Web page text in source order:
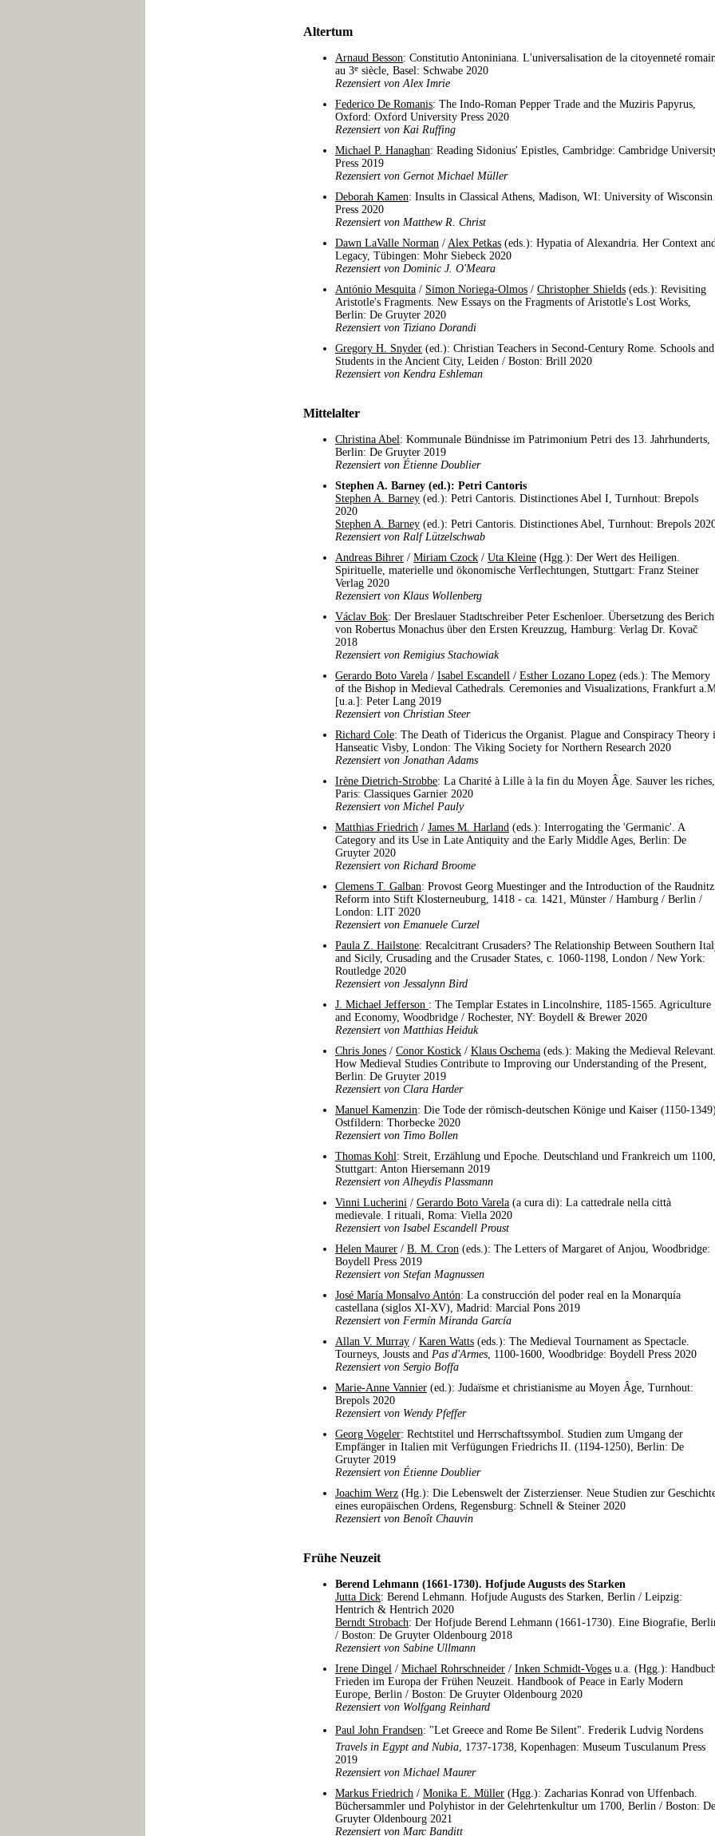
Altertum
Arnaud Besson: Constitutio Antoniniana. L'universalisation de la citoyenneté
au 3e siècle, Basel: Schwabe 2020
Rezensiert von Alex Imrie
Federico De Romanis: The Indo-Roman Pepper Trade and the Muziris Papyrus,
Oxford: Oxford University Press 2020
Rezensiert von Kai Ruffing
Michael P. Hanaghan: Reading Sidonius' Epistles, Cambridge: Cambridge
Press 2019
Rezensiert von Gernot Michael Müller
Deborah Kamen: Insults in Classical Athens, Madison, WI: University of Wisconsin
Press 2020
Rezensiert von Matthew R. Christ
Dawn LaValle Norman / Alex Petkas (eds.): Hypatia of Alexandria. Her Context
Legacy, Tübingen: Mohr Siebeck 2020
Rezensiert von Dominic J. O'Meara
António Mesquita / Simon Noriega-Olmos / Christopher Shields (eds.): Revisiting
Aristotle's Fragments. New Essays on the Fragments of Aristotle's Lost Works,
Berlin: De Gruyter 2020
Rezensiert von Tiziano Dorandi
Gregory H. Snyder (ed.): Christian Teachers in Second-Century Rome. Schools and
Students in the Ancient City, Leiden / Boston: Brill 2020
Rezensiert von Kendra Eshleman
Mittelalter
Christina Abel: Kommunale Bündnisse im Patrimonium Petri des 13. Jahrhunderts,
Berlin: De Gruyter 2019
Rezensiert von Étienne Doublier
Stephen A. Barney (ed.): Petri Cantoris
Stephen A. Barney (ed.): Petri Cantoris. Distinctiones Abel I, Turnhout: Brepols
2020
Stephen A. Barney (ed.): Petri Cantoris. Distinctiones Abel, Turnhout: Brepols
Rezensiert von Ralf Lützelschwab
Andreas Bihrer / Miriam Czock / Uta Kleine (Hgg.): Der Wert des Heiligen.
Spirituelle, materielle und ökonomische Verflechtungen, Stuttgart: Franz Steiner
Verlag 2020
Rezensiert von Klaus Wollenberg
Václav Bok: Der Breslauer Stadtschreiber Peter Eschenloer. Übersetzung des
von Robertus Monachus über den Ersten Kreuzzug, Hamburg: Verlag Dr. Kovač
2018
Rezensiert von Remigius Stachowiak
Gerardo Boto Varela / Isabel Escandell / Esther Lozano Lopez (eds.): The Memory
of the Bishop in Medieval Cathedrals. Ceremonies and Visualizations, Frankfurt
[u.a.]: Peter Lang 2019
Rezensiert von Christian Steer
Richard Cole: The Death of Tidericus the Organist. Plague and Conspiracy Theory
Hanseatic Visby, London: The Viking Society for Northern Research 2020
Rezensiert von Jonathan Adams
Irène Dietrich-Strobbe: La Charité à Lille à la fin du Moyen Âge. Sauver les riches,
Paris: Classiques Garnier 2020
Rezensiert von Michel Pauly
Matthias Friedrich / James M. Harland (eds.): Interrogating the 'Germanic'. A
Category and its Use in Late Antiquity and the Early Middle Ages, Berlin: De
Gruyter 2020
Rezensiert von Richard Broome
Clemens T. Galban: Provost Georg Muestinger and the Introduction of the Raudnitz
Reform into Stift Klosterneuburg, 1418 - ca. 1421, Münster / Hamburg / Berlin /
London: LIT 2020
Rezensiert von Emanuele Curzel
Paula Z. Hailstone: Recalcitrant Crusaders? The Relationship Between Southern
and Sicily, Crusading and the Crusader States, c. 1060-1198, London / New York:
Routledge 2020
Rezensiert von Jessalynn Bird
J. Michael Jefferson : The Templar Estates in Lincolnshire, 1185-1565. Agriculture
and Economy, Woodbridge / Rochester, NY: Boydell & Brewer 2020
Rezensiert von Matthias Heiduk
Chris Jones / Conor Kostick / Klaus Oschema (eds.): Making the Medieval
How Medieval Studies Contribute to Improving our Understanding of the Present,
Berlin: De Gruyter 2019
Rezensiert von Clara Harder
Manuel Kamenzin: Die Tode der römisch-deutschen Könige und Kaiser (1150-
Ostfildern: Thorbecke 2020
Rezensiert von Timo Bollen
Thomas Kohl: Streit, Erzählung und Epoche. Deutschland und Frankreich um 1100,
Stuttgart: Anton Hiersemann 2019
Rezensiert von Alheydis Plassmann
Vinni Lucherini / Gerardo Boto Varela (a cura di): La cattedrale nella città
medievale. I rituali, Roma: Viella 2020
Rezensiert von Isabel Escandell Proust
Helen Maurer / B. M. Cron (eds.): The Letters of Margaret of Anjou, Woodbridge:
Boydell Press 2019
Rezensiert von Stefan Magnussen
José María Monsalvo Antón: La construcción del poder real en la Monarquía
castellana (siglos XI-XV), Madrid: Marcial Pons 2019
Rezensiert von Fermín Miranda García
Allan V. Murray / Karen Watts (eds.): The Medieval Tournament as Spectacle.
Tourneys, Jousts and Pas d'Armes, 1100-1600, Woodbridge: Boydell Press 2020
Rezensiert von Sergio Boffa
Marie-Anne Vannier (ed.): Judaïsme et christianisme au Moyen Âge, Turnhout:
Brepols 2020
Rezensiert von Wendy Pfeffer
Georg Vogeler: Rechtstitel und Herrschaftssymbol. Studien zum Umgang der
Empfänger in Italien mit Verfügungen Friedrichs II. (1194-1250), Berlin: De
Gruyter 2019
Rezensiert von Étienne Doublier
Joachim Werz (Hg.): Die Lebenswelt der Zisterzienser. Neue Studien zur
eines europäischen Ordens, Regensburg: Schnell & Steiner 2020
Rezensiert von Benoît Chauvin
Frühe Neuzeit
Berend Lehmann (1661-1730). Hofjude Augusts des Starken
Jutta Dick: Berend Lehmann. Hofjude Augusts des Starken, Berlin / Leipzig:
Hentrich & Hentrich 2020
Berndt Strobach: Der Hofjude Berend Lehmann (1661-1730). Eine Biografie,
/ Boston: De Gruyter Oldenbourg 2018
Rezensiert von Sabine Ullmann
Irene Dingel / Michael Rohrschneider / Inken Schmidt-Voges u.a. (Hgg.):
Frieden im Europa der Frühen Neuzeit. Handbook of Peace in Early Modern
Europe, Berlin / Boston: De Gruyter Oldenbourg 2020
Rezensiert von Wolfgang Reinhard
Paul John Frandsen: "Let Greece and Rome Be Silent". Frederik Ludvig Nordens
Travels in Egypt and Nubia, 1737-1738, Kopenhagen: Museum Tusculanum Press
2019
Rezensiert von Michael Maurer
Markus Friedrich / Monika E. Müller (Hgg.): Zacharias Konrad von Uffenbach.
Büchersammler und Polyhistor in der Gelehrtenkultur um 1700, Berlin / Boston: De
Gruyter Oldenbourg 2021
Rezensiert von Marc Banditt